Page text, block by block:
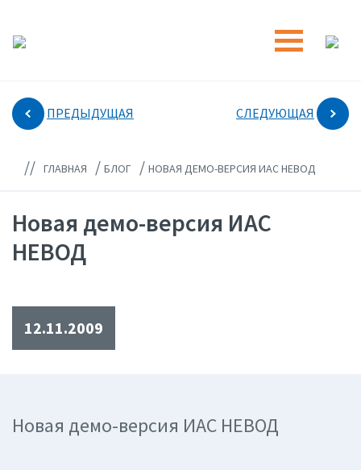
ПРЕДЫДУЩАЯ СЛЕДУЮЩАЯ
// ГЛАВНАЯ / БЛОГ / НОВАЯ ДЕМО-ВЕРСИЯ ИАС НЕВОД
Новая демо-версия ИАС
НЕВОД
12.11.2009
Новая демо-версия ИАС НЕВОД